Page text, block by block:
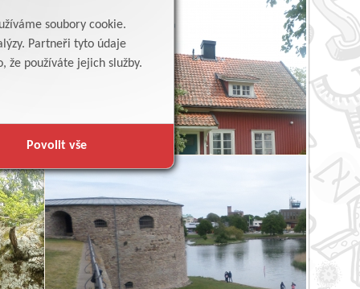
soubory cookie.
Partneři tyto údaje
že používáte jejich služby.
Povolit vše